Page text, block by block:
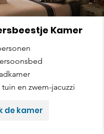
Kamer
en zwem-jacuzzi
de kamer